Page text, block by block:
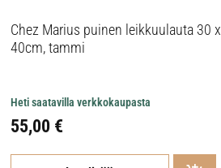
Chez Marius puinen leikkuulauta 30 x
40cm, tammi
Heti saatavilla verkkokaupasta
55,00 €